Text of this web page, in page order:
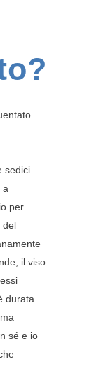
sedici
a
per
del
il viso
durata
sé e io